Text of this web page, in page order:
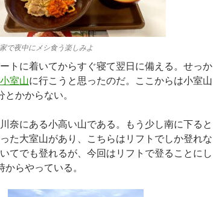
で夜中にメシ食う楽しみよ
トに着いてからすぐ寝て翌日に備える。せっか
小室山に行こうと思ったのだ。ここからは小室山
かからない。
奈にある小高い山である。もう少し南に下ると
た大室山があり、こちらはリフトでしか登れな
てでも登れるが、今回はリフトで登ることにし
らやっている。